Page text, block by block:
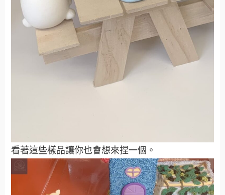
看著這些樣品讓你也會想來捏一個。